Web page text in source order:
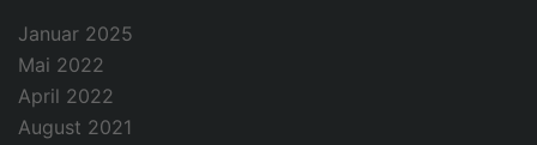
Januar 2025
Mai 2022
April 2022
August 2021